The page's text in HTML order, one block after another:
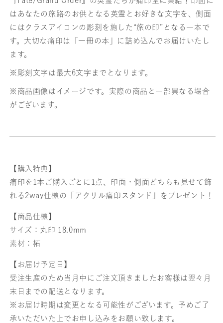
はあなたの旅路のお供となる英霊とお好きな文字を、側面
にはクラスアイコンの彫刻を施した“旅の印”となる一本で
す。大切な痛印は「一冊の本」に詰め込んでお届けいたし
ます。
※彫刻文字は最大6文字までとなります。
※商品画像はイメージです。実際の商品と一部異なる場合
がございます。
【購入特典】
痛印を1本ご購入ごとに1点、印面・側面どちらも見せて飾
れる2way仕様の「アクリル痛印スタンド」をプレゼント！
【商品仕様】
サイズ：丸印 18.0mm
素材：柘
【お届け予定日】
受注生産のため当月中にご注文頂きましたお客様は翌々月
末日までの配送となります。
※お届け時期は変更となる可能性がございます。予めご了
承いただいた上でお申し込みをお願い致します。